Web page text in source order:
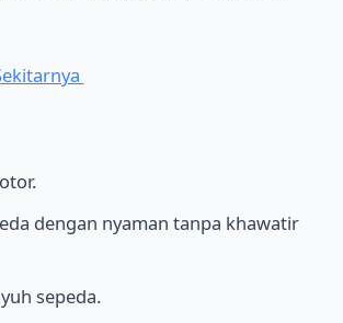
dengan nyaman tanpa khawatir
sepeda.